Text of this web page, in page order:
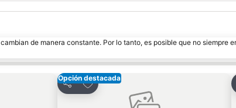
de manera constante. Por lo tanto, es posible que no siempre
Opción destacada
Compartir
Agregar a favoritos